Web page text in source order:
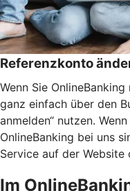
Referenzkonto
Wenn Sie
ganz einfach über den
anmelden“ nutzen.
OnlineBanking bei uns
Service auf der Website
Im